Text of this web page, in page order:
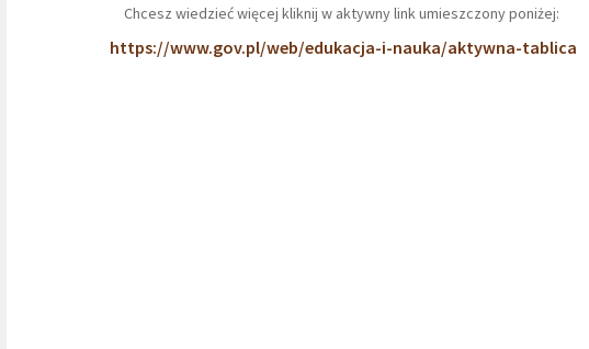
Chcesz wiedzieć więcej kliknij w aktywny link umieszczony poniżej:
https://www.gov.pl/web/edukacja-i-nauka/aktywna-tablica